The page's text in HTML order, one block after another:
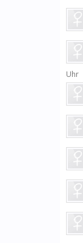
Uhr